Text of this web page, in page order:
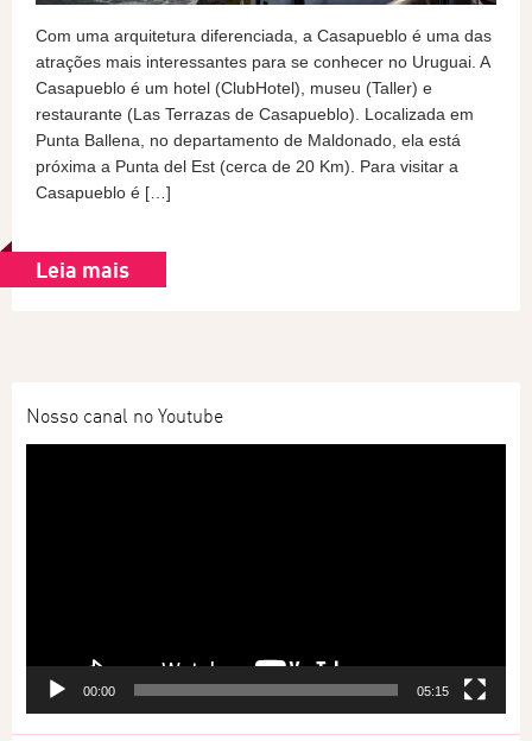
Com uma arquitetura diferenciada, a Casapueblo é uma das
atrações mais interessantes para se conhecer no Uruguai. A
Casapueblo é um hotel (ClubHotel), museu (Taller) e
restaurante (Las Terrazas de Casapueblo). Localizada em
Punta Ballena, no departamento de Maldonado, ela está
próxima a Punta del Est (cerca de 20 Km). Para visitar a
Casapueblo é […]
Leia mais
Nosso canal no Youtube
00:00 05:15